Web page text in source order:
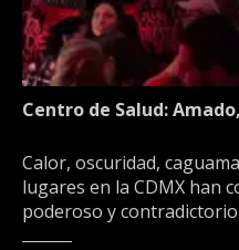
Centro de Salud:
Calor, oscuridad,
lugares en la CDMX han
poderoso y